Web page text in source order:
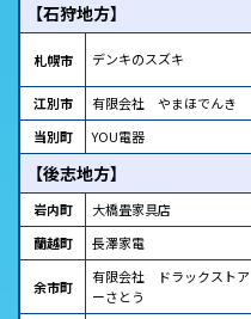
【石狩地方】
札幌市 デンキのスズキ
江別市 有限会社 やまほでんき
当別町 YOU電器
【後志地方】
岩内町 大橋畳家具店
蘭越町 長澤家電
余市町
有限会社 ドラックストア
ーさとう